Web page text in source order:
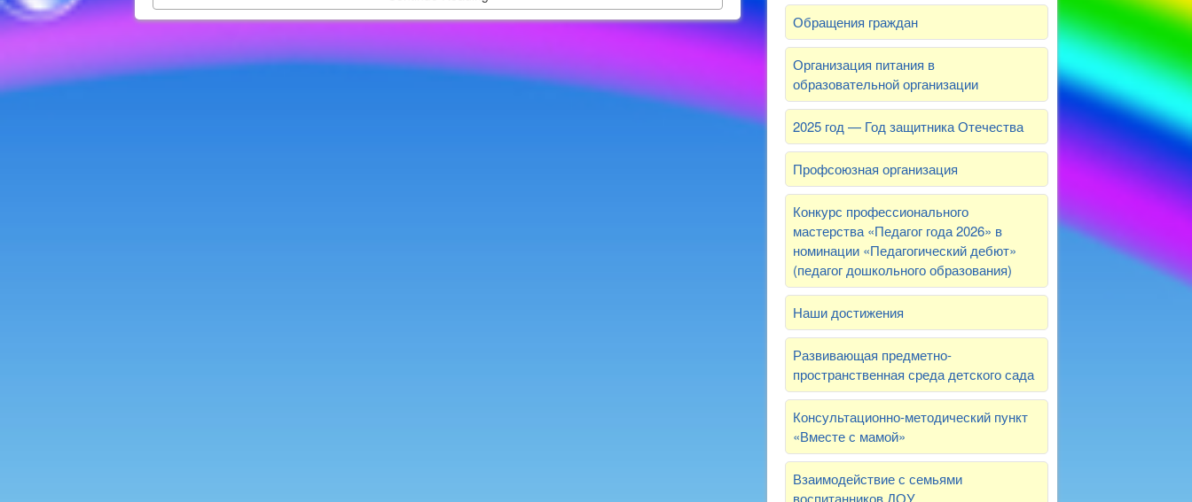
Обращения граждан
Организация питания в
образовательной организации
2025 год — Год защитника Отечества
Профсоюзная организация
Конкурс профессионального
мастерства «Педагог года 2026» в
номинации «Педагогический дебют»
(педагог дошкольного образования)
Наши достижения
Развивающая предметно-
пространственная среда детского сада
Консультационно-методический пункт
«Вместе с мамой»
Взаимодействие с семьями
воспитанников ДОУ